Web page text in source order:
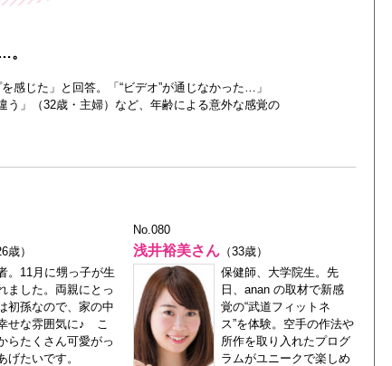
。
感じた」と回答。「“ビデオ”が通じなかった…」
う」（32歳・主婦）など、年齢による意外な感覚の
歳）
。11月に甥っ子が生
ました。両親にとっ
初孫なので、家の中
せな雰囲気に♪ こ
らたくさん可愛がっ
げたいです。
No.080
浅井裕美さん（33歳）
保健師、大学院生。先
日、anan の取材で新感
覚の“武道フィットネ
ス”を体験。空手の作法や
所作を取り入れたプログ
ラムがユニークで楽しめ